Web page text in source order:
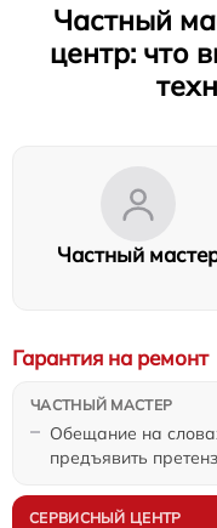
Частный
центр: что
Частный
Обещание на
предъявить
Гарантия на ремонт